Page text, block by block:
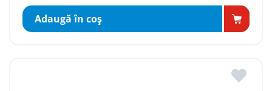
Adaugă în coş